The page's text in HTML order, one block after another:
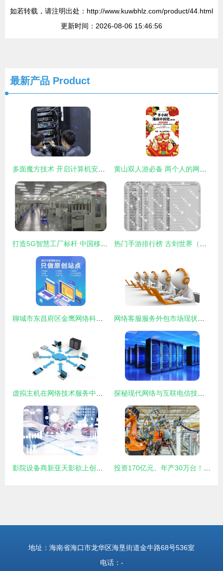
如若转载，请注明出处：http://www.kuwbhlz.com/product/44.html
更新时间：2026-08-06 15:46:56
最新产品 Product
地址：海南省海口市龙华区海垦街道金牛路68号536室
电话：-